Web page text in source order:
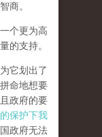
商。
个更为高
的支持。
它划出了
命地想要
政府的要
保护下我
政府无法